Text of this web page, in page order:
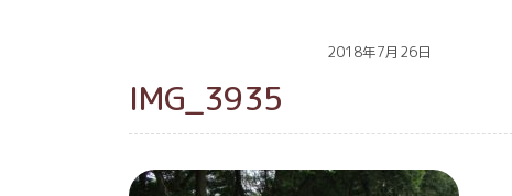
2018年7月26日
IMG_3935